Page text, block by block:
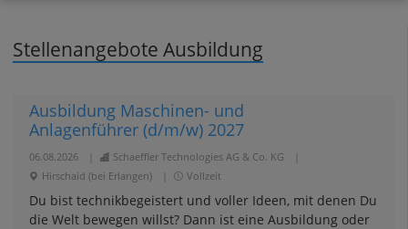
Stellenangebote Ausbildung
Ausbildung Maschinen- und
Anlagenführer (d/m/w) 2027
06.08.2026 Schaeffler Technologies AG & Co. KG
Hirschaid (bei Erlangen)
Vollzeit
Du bist technikbegeistert und voller Ideen, mit denen Du
die Welt bewegen willst? Dann ist eine Ausbildung oder